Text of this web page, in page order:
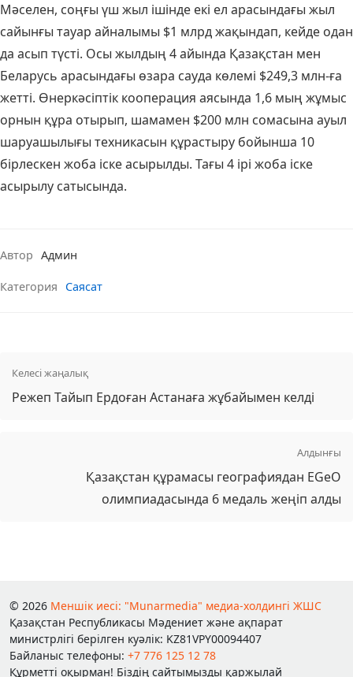
Мәселен, соңғы үш жыл ішінде екі ел арасындағы жыл
сайынғы тауар айналымы $1 млрд жақындап, кейде одан
да асып түсті. Осы жылдың 4 айында Қазақстан мен
Беларусь арасындағы өзара сауда көлемі $249,3 млн-ға
жетті. Өнеркәсіптік кооперация аясында 1,6 мың жұмыс
орнын құра отырып, шамамен $200 млн сомасына ауыл
шаруашылығы техникасын құрастыру бойынша 10
бірлескен жоба іске асырылды. Тағы 4 ірі жоба іске
асырылу сатысында.
Автор Админ
Категория Саясат
Келесі жаңалық
Режеп Тайып Ердоған Астанаға жұбайымен келді
Алдынғы
Қазақстан құрамасы географиядан EGeO
олимпиадасында 6 медаль жеңіп алды
© 2026 Меншік иесі: "Munarmedia" медиа-холдингі ЖШС
Қазақстан Республикасы Мәдениет және ақпарат
министрлігі берілген куәлік: KZ81VPY00094407
Байланыс телефоны: +7 776 125 12 78
Құрметті оқырман! Біздің сайтымызды қаржылай